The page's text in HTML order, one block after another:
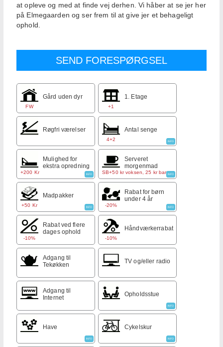
at opleve og med at finde vej derhen. Vi håber at se jer her
på Elmegaarden og ser frem til at give jer et behageligt
ophold.
FW
Gård uden dyr
+1
1. Etage
Røgfri værelser
4+2
Antal senge
INFO
+200 Kr
Mulighed for
ekstra opredning
INFO SB+50 kr voksen, 25 kr barn
Serveret
morgenmad
INFO
+50 Kr
Madpakker
INFO -20%
Rabat for børn
under 4 år
INFO
-10%
Rabat ved flere
dages ophold
-10%
Håndværkerrabat
Adgang til
Tekøkken
TV og/eller radio
Adgang til
Internet
Opholdsstue
INFO
Have
INFO
Cykelskur
INFO